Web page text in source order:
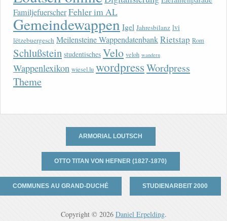
FamiljefuerscherFehler im AL
Gemeindewappen Igel Jahresbilanz lvi
lëtzebuergesch Meilensteine WappendatenbankRietstap Rom
Schlußstein studentisches Velo veloh wandern
Wappenlexikon wiesel.lu wordpressWordpress
Theme
ARMORIAL LOUTSCH
OTTO TITAN VON HEFNER (1827-1870)
COMMUNES AU GRAND-DUCHÉ STUDIENARBEIT 2000
Copyright © 2026 Daniel Erpelding.